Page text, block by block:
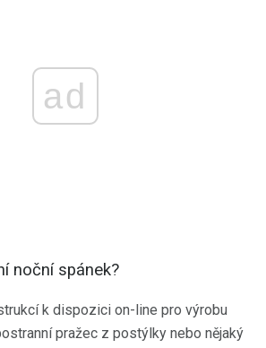
ad
noční spánek?
k dispozici on-line pro výrobu
pražec z postýlky nebo nějaký